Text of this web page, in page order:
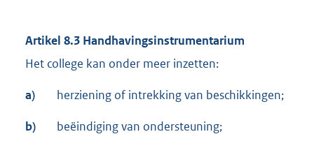
Artikel 8.3 Handhavingsinstrumentarium
Het college kan onder meer inzetten:
a) herziening of intrekking van beschikkingen;
b) beëindiging van ondersteuning;